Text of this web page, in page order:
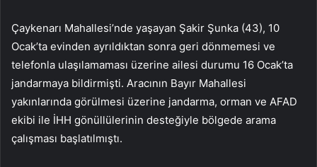
Çaykenarı Mahallesi’nde yaşayan Şakir Şunka (43), 10
Ocak’ta evinden ayrıldıktan sonra geri dönmemesi ve
telefonla ulaşılamaması üzerine ailesi durumu 16 Ocak’ta
jandarmaya bildirmişti. Aracının Bayır Mahallesi
yakınlarında görülmesi üzerine jandarma, orman ve AFAD
ekibi ile İHH gönüllülerinin desteğiyle bölgede arama
çalışması başlatılmıştı.